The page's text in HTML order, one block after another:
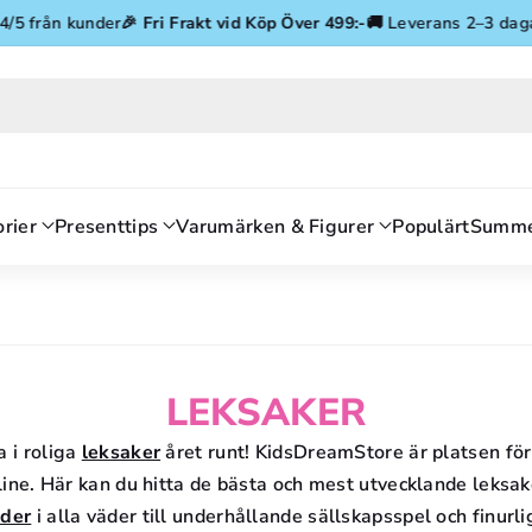
Gå vidare till innehåll
kunder🎉Fri Frakt vid Köp Över 499:-🚚 Leverans 2–3 dagar ⭐
Presenttips Varumärken & Figurer Populärt
P
R
O
LEKSAKER
i roliga leksakeråret runt! KidsDreamStore är platsen
Här kan du hitta de bästa och mest utvecklande
i alla väder till underhållande sällskapsspel och